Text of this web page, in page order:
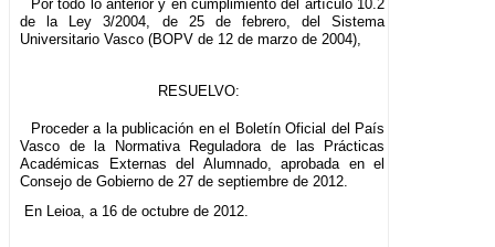
Por todo lo anterior y en cumplimiento del artículo 10.2
de la Ley 3/2004, de 25 de febrero, del Sistema
Universitario Vasco (BOPV de 12 de marzo de 2004),
RESUELVO:
Proceder a la publicación en el Boletín Oficial del País
Vasco de la Normativa Reguladora de las Prácticas
Académicas Externas del Alumnado, aprobada en el
Consejo de Gobierno de 27 de septiembre de 2012.
En Leioa, a 16 de octubre de 2012.